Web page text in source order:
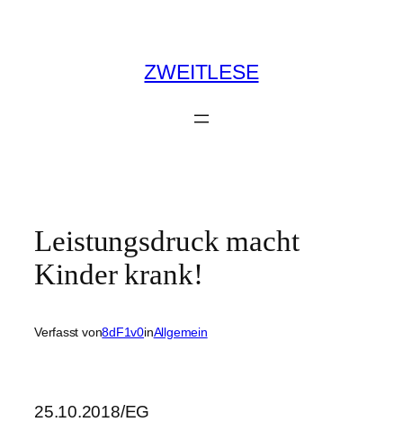
ZWEITLESE
Leistungsdruck macht
Kinder krank!
Verfasst von8dF1v0inAllgemein
25.10.2018/EG